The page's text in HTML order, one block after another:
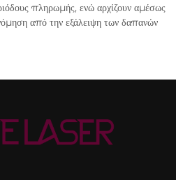
πληρωμής, ενώ αρχίζουν αμέσως
από την εξάλειψη των δαπανών